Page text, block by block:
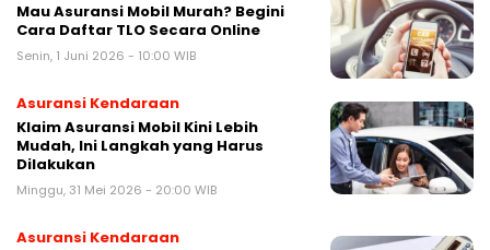
Mau Asuransi Mobil Murah? Begini
Cara Daftar TLO Secara Online
Senin, 1 Juni 2026 - 10:00 WIB
Asuransi Kendaraan
Klaim Asuransi Mobil Kini Lebih
Mudah, Ini Langkah yang Harus
Dilakukan
Minggu, 31 Mei 2026 - 20:00 WIB
Asuransi Kendaraan